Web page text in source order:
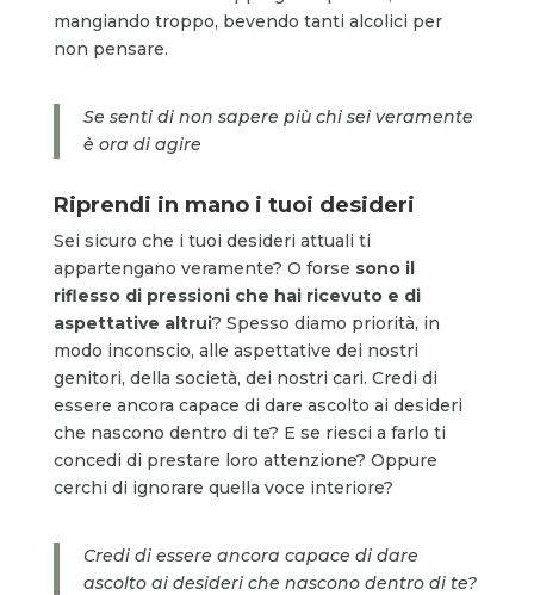
mangiando troppo, bevendo tanti alcolici per
non pensare.
Se senti di non sapere più chi sei veramente
è ora di agire
Riprendi in mano i tuoi desideri
Sei sicuro che i tuoi desideri attuali ti
appartengano veramente? O forse sono il
riflesso di pressioni che hai ricevuto e di
aspettative altrui? Spesso diamo priorità, in
modo inconscio, alle aspettative dei nostri
genitori, della società, dei nostri cari. Credi di
essere ancora capace di dare ascolto ai desideri
che nascono dentro di te? E se riesci a farlo ti
concedi di prestare loro attenzione? Oppure
cerchi di ignorare quella voce interiore?
Credi di essere ancora capace di dare
ascolto ai desideri che nascono dentro di te?